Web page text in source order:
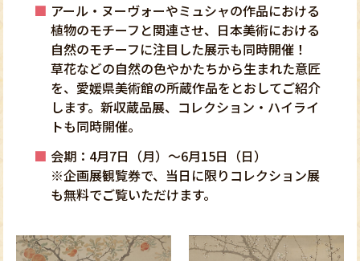
アール・ヌーヴォーやミュシャの作品における
植物のモチーフと関連させ、日本美術における
自然のモチーフに注目した展示も同時開催！
草花などの自然の色やかたちから生まれた意匠
を、愛媛県美術館の所蔵作品をとおしてご紹介
します。新収蔵品展、コレクション・ハイライ
トも同時開催。
会期：4月7日（月）～6月15日（日）
※企画展観覧券で、当日に限りコレクション展
も無料でご覧いただけます。